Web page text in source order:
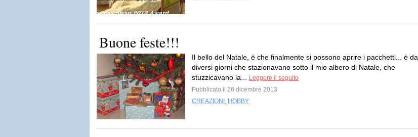
Buone feste!!!
Il bello del Natale, è che finalmente si possono aprire i pacchetti... è da
diversi giorni che stazionavano sotto il mio albero di Natale, che
stuzzicavano la...
Leggere il seguito
Pubblicato il 26 dicembre 2013
CREAZIONI , HOBBY